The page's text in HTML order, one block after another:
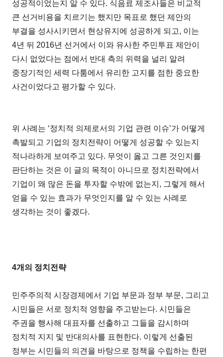
성공적이었는지 알 수 있다. 식음료 제조사들은 비교적
큰 선거비용을 치르기는 했지만 목표로 했던 제안의
부결을 성사시키면서 현상유지에 성공하게 되고, 이는
4년 뒤 2016년 선거에서 이와 유사한 주민투표 제안이
다시 없었다는 점에서 반대 측의 위력을 널리 알려
중장기적인 세력 다툼에서 유리한 고지를 점한 중요한
사건이었다고 평가할 수 있다.
위 사례는 ‘정치적 의제로서의 기업 관련 이슈’가 어떻게
촉발되고 기업의 정치전략이 어떻게 성공할 수 있는지
적나라하게 보여주고 있다. 무엇이 옳고 그른 것인지를
판단하는 것은 이 글의 목적이 아니므로 정치전략에서
기업이 왜 많은 돈을 투자할 수밖에 없는지, 그렇게 해서
얻을 수 있는 효과가 무엇인지를 알 수 있는 사례로
생각하는 것이 좋겠다.
4개의 정치전략
민주주의적 시장경제에서 기업 부문과 정부 부문, 그리고
시민들은 서로 정치적 영향을 주고받는다. 시민들은
주권을 행사해 대표자를 선출하고 그들을 감시하며
정치적 지지 및 반대의사를 표현한다. 이렇게 선출된
정부는 시민들의 의견을 바탕으로 정책을 수립하는 한편